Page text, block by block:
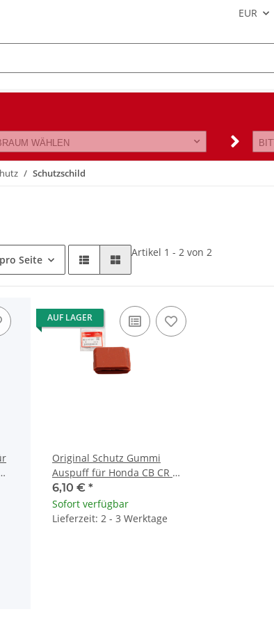
EUR
WÄHLEN
Schutzschild
Seite
Artikel 1 - 2 von 2
AUF LAGER
Original Schutz Gummi
Auspuff für Honda CB CR CX
FT MB NB NH NX TLR VT XL
XR
6,10 € *
Sofort verfügbar
Lieferzeit: 2 - 3 Werktage